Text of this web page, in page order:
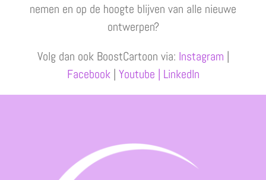
nemen en op de hoogte blijven van alle nieuwe
ontwerpen?
Volg dan ook BoostCartoon via: Instagram |
Facebook| Youtube | LinkedIn